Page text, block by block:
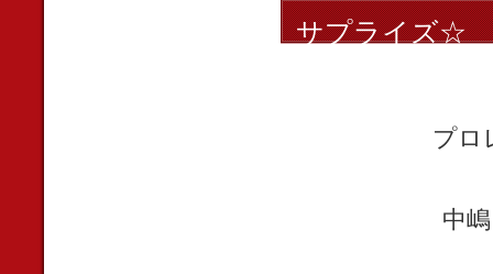
サプライズ☆
プロ
中